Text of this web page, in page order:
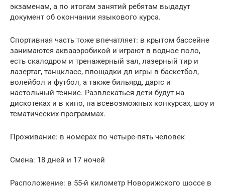
экзаменам, а по итогам занятий ребятам выдадут
документ об окончании языкового курса.
Спортивная часть тоже впечатляет: в крытом бассейне
занимаются аквааэробикой и играют в водное поло,
есть скалодром и тренажерный зал, лазерный тир и
лазертаг, танцкласс, площадки дл игры в баскетбол,
волейбол и футбол, а также бильярд, дартс и
настольный теннис. Развлекаться дети будут на
дискотеках и в кино, на всевозможных конкурсах, шоу и
тематических программах.
Проживание: в номерах по четыре-пять человек
Смена: 18 дней и 17 ночей
Расположение: в 55-й километр Новорижского шоссе в